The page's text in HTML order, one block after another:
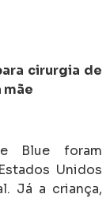
cirurgia de
Blue foram
Unidos
Já a criança,